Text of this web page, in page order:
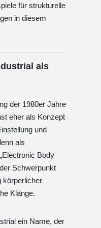
für strukturelle
in diesem
als
der 1980er Jahre
eher als Konzept
und
als
Body
Schwerpunkt
körperlicher
Klänge.
ein Name, der